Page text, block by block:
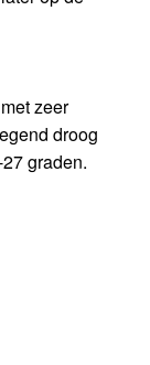
zeer
droog
graden.